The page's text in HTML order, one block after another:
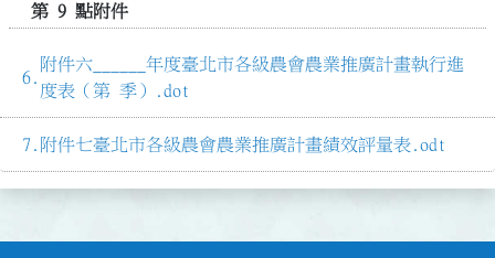
第 9 點附件
附件六______年度臺北市各級農會農業推廣計畫執行進
度表（第 季）.dot
附件七臺北市各級農會農業推廣計畫績效評量表.odt